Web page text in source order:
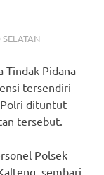
Tindak Pidana
tersendiri
dituntut
tersebut.
Polsek
sembari